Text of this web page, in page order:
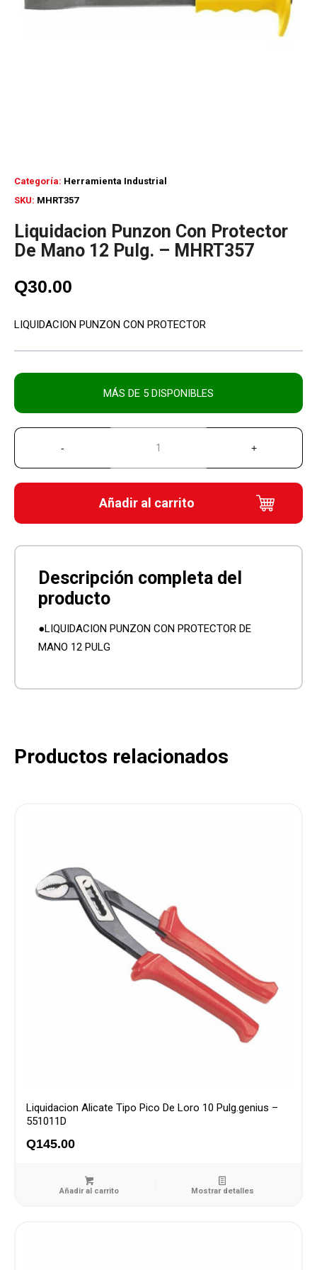
SKU: MHRT357
Categoría: Herramienta Industrial
Liquidacion Punzon Con Protector
De Mano 12 Pulg. – MHRT357
Q30.00
LIQUIDACION PUNZON CON PROTECTOR
MÁS DE 5 DISPONIBLES
Añadir al carrito
●LIQUIDACION PUNZON CON PROTECTOR DE
MANO 12 PULG
Productos relacionados
Liquidacion Alicate Tipo Pico De Loro 10 Pulg.genius –
551011D
Q145.00
Añadir al carrito Mostrar detalles